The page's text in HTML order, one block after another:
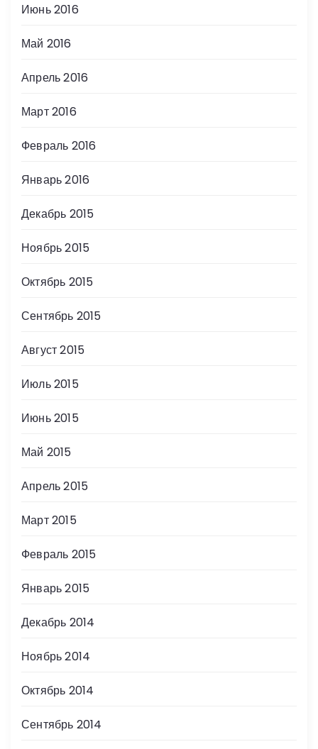
Июнь 2016
Май 2016
Апрель 2016
Март 2016
Февраль 2016
Январь 2016
Декабрь 2015
Ноябрь 2015
Октябрь 2015
Сентябрь 2015
Август 2015
Июль 2015
Июнь 2015
Май 2015
Апрель 2015
Март 2015
Февраль 2015
Январь 2015
Декабрь 2014
Ноябрь 2014
Октябрь 2014
Сентябрь 2014